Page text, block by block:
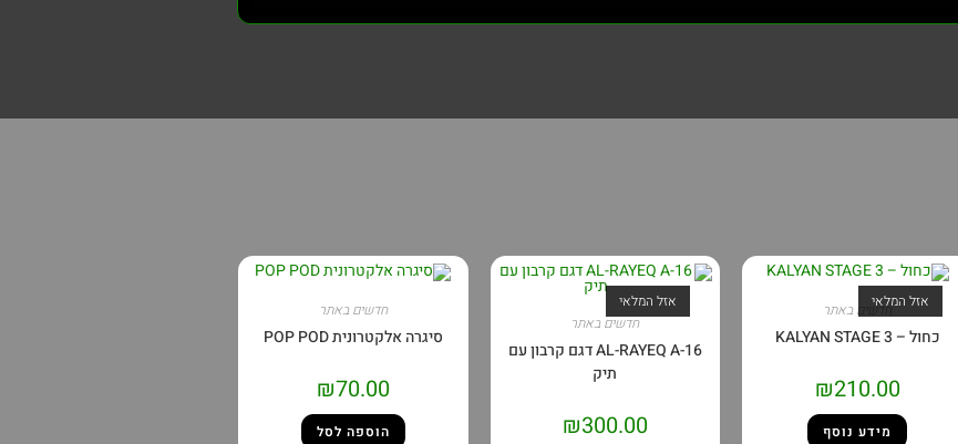
אזל המלאיחדשים באתר
כחול – KALYAN STAGE 3
₪210.00
מידע נוסף
אזל המלאי
חדשים באתר
AL-RAYEQ A-16 דגם קרבון עם
תיק
₪300.00
חדשים באתר
סיגרה אלקטרונית POP POD
₪70.00
הוספה לסל